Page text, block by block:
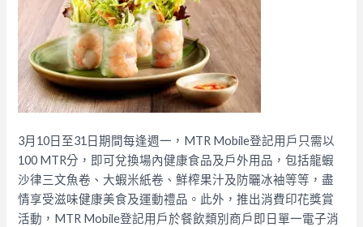
3月10日至31日期間每逢週一，MTR Mobile登記用戶只需以
100 MTR分，即可兌換場內健康食品及戶外用品，包括龍蝦
沙律三文魚卷、大蝦米紙卷、鮮榨果汁及防曬冰袖等等，盡
情享受滋味健康美食及運動禮品。此外，推出消費印花獎賞
活動，MTR Mobile登記用戶於餐飲類別商戶即日單一電子消